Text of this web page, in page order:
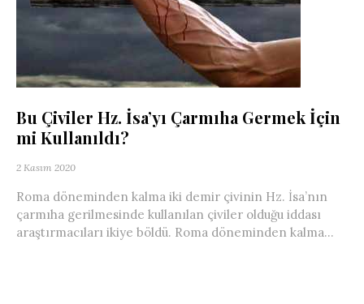
Bu Çiviler Hz. İsa’yı Çarmıha Germek İçin
mi Kullanıldı?
2 Kasım 2020
Roma döneminden kalma iki demir çivinin Hz. İsa’nın
çarmıha gerilmesinde kullanılan çiviler olduğu iddası
araştırmacıları ikiye böldü. Roma döneminden kalma...